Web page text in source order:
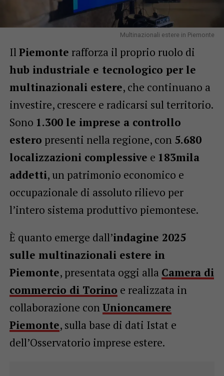
Multinazionali estere in Piemonte
Il Piemonte rafforza il proprio ruolo di
hub industriale e tecnologico per le
multinazionali estere, che continuano a
investire, crescere e radicarsi sul territorio.
Sono 1.300 le imprese a controllo
estero presenti nella regione, con 5.680
localizzazioni complessive e 183mila
addetti, un patrimonio economico e
occupazionale di assoluto rilievo per
l’intero sistema produttivo piemontese.
È quanto emerge dall’indagine 2025
sulle multinazionali estere in
Piemonte, presentata oggi alla Camera di
commercio di Torino e realizzata in
collaborazione conUnioncamere
Piemonte, sulla base di dati Istat e
dell’Osservatorio imprese estere.